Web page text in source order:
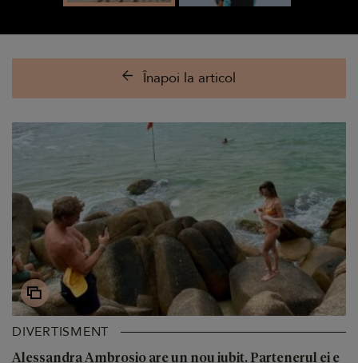
Înapoi la articol
DIVERTISMENT
Alessandra Ambrosio are un nou iubit. Partenerul ei e